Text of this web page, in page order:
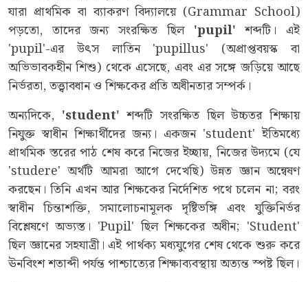
যারা প্রাথমিক বা ব্যাকরণ বিদ্যালয়ে (Grammar School)
পড়তো, তাদের জন্য সংরক্ষিত ছিল 'pupil' শব্দটি। এই
'pupil'-এর উৎস লাতিন 'pupillus' (অপ্রাপ্তবয়স্ক বা
অভিভাবকহীন শিশু) থেকে এসেছে, এবং এর সঙ্গে জড়িয়ে আছে
নির্ভরতা, তত্ত্বাবধান ও শিক্ষকের প্রতি অধীনতার সম্পর্ক।
অন্যদিকে, 'student' শব্দটি সংরক্ষিত ছিল উচ্চতর শিক্ষায়
নিযুক্ত স্বাধীন শিক্ষার্থীদের জন্য। একজন 'student' ইতিমধ্যে
প্রাথমিক স্তরের পাঠ শেষ করে নিজের ইচ্ছায়, নিজের উদ্যমে (যে
'studere' অর্থটি আমরা আগে দেখেছি) উন্নত জ্ঞান অন্বেষণ
করছেন। তিনি এখন আর শিক্ষকের নির্দেশিত পথে চলেন না; বরং
স্বাধীন চিন্তাশক্তি, সমালোচনামূলক দৃষ্টিভঙ্গি এবং যুক্তিনির্ভর
বিশ্লেষণে অভ্যস্ত। 'Pupil' ছিল শিক্ষকের অধীন; 'Student'
ছিল জ্ঞানের সহযাত্রী। এই পার্থক্য মধ্যযুগের শেষ থেকে শুরু করে
ঊনবিংশ শতাব্দী পর্যন্ত পাশ্চাত্যের শিক্ষাব্যবস্থায় অত্যন্ত স্পষ্ট ছিল।